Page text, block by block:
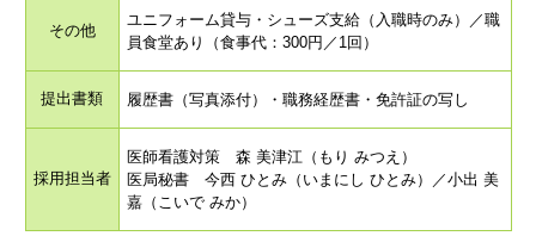
その他
ユニフォーム貸与・シューズ支給（入職時のみ）／職
員食堂あり（食事代：300円／1回）
提出書類 履歴書（写真添付）・職務経歴書・免許証の写し
採用担当者
医師看護対策 森 美津江（もり みつえ）
医局秘書 今西 ひとみ（いまにし ひとみ）／小出 美
嘉（こいで みか）